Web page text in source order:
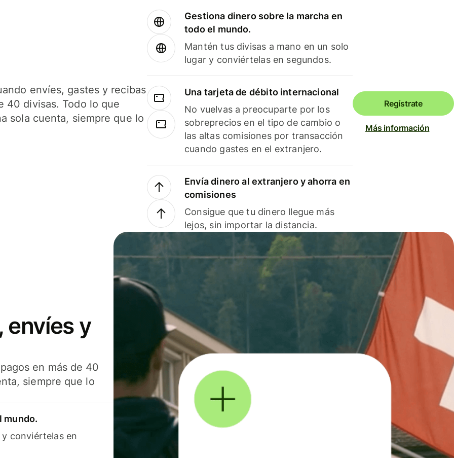
envíes, gastes y recibas
40 divisas. Todo lo que
sola cuenta, siempre que lo
Gestiona dinero sobre la marcha en
todo el mundo.
Mantén tus divisas a mano en un solo
lugar y conviértelas en segundos.
Una tarjeta de débito internacional
No vuelvas a preocuparte por los
sobreprecios en el tipo de cambio o
las altas comisiones por transacción
cuando gastes en el extranjero.
Envía dinero al extranjero y ahorra en
comisiones
Consigue que tu dinero llegue más
lejos, sin importar la distancia.
Regístrate
Más información
envíes y
en más de 40
siempre que lo
mundo.
conviértelas en